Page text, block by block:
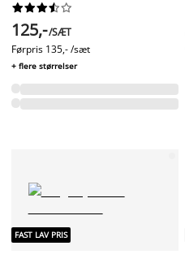






125,-/SÆT
Førpris 135,- /sæt
+ flere størrelser
FAST LAV PRIS